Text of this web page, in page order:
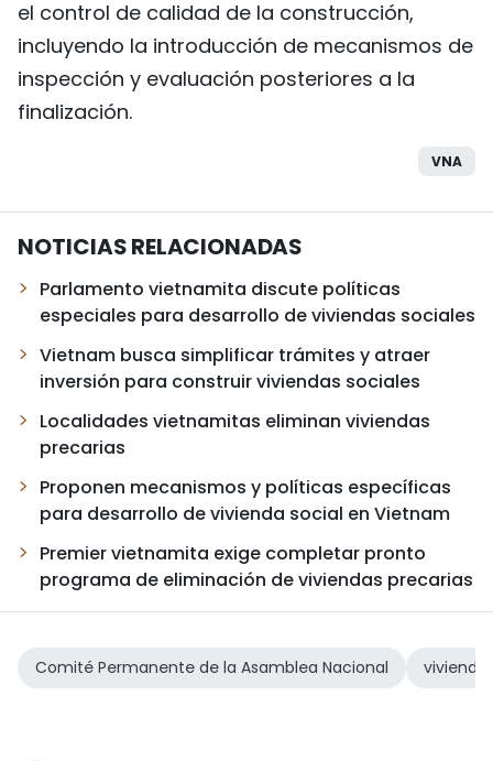
el control de calidad de la construcción,
incluyendo la introducción de mecanismos de
inspección y evaluación posteriores a la
finalización.
VNA
NOTICIAS RELACIONADAS
Parlamento vietnamita discute políticas
especiales para desarrollo de viviendas sociales
Vietnam busca simplificar trámites y atraer
inversión para construir viviendas sociales
Localidades vietnamitas eliminan viviendas
precarias
Proponen mecanismos y políticas específicas
para desarrollo de vivienda social en Vietnam
Premier vietnamita exige completar pronto
programa de eliminación de viviendas precarias
Comité Permanente de la Asamblea Nacional vivienda